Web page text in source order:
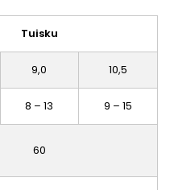
Tuisku
9,0 10,5
8 – 13 9 – 15
60